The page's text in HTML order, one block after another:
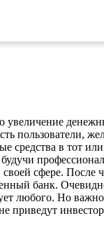
увеличение
пользователи,
средства в тот
будучи
сфере. После
банк.
любого. Но
приведут